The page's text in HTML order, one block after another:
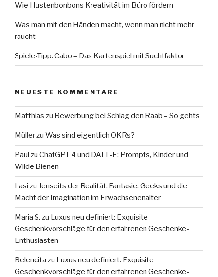
Wie Hustenbonbons Kreativität im Büro fördern
Was man mit den Händen macht, wenn man nicht mehr
raucht
Spiele-Tipp: Cabo – Das Kartenspiel mit Suchtfaktor
NEUESTE KOMMENTARE
Matthias zu Bewerbung bei Schlag den Raab – So gehts
Müllerzu Was sind eigentlich OKRs?
Paul zu ChatGPT 4 und DALL-E: Prompts, Kinder und
Wilde Bienen
Lasi zu Jenseits der Realität: Fantasie, Geeks und die
Macht der Imagination im Erwachsenenalter
Maria S. zu Luxus neu definiert: Exquisite
Geschenkvorschläge für den erfahrenen Geschenke-
Enthusiasten
Belencita zu Luxus neu definiert: Exquisite
Geschenkvorschläge für den erfahrenen Geschenke-